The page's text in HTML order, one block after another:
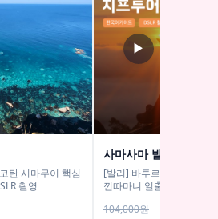
탄 시마무이 핵심
촬영
사마사마 발리
[발리] 바투르산 지프투어
낀따마니 일출 한국어가이
104,000원
▶